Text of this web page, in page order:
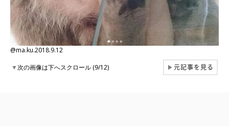
@ma.ku.2018.9.12
▼次の画像は下へスクロール (9/12) ▶元記事を見る